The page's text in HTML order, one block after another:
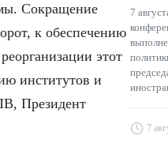
Сокращение
к обеспечению
этот
институтов и
Президент
7
7